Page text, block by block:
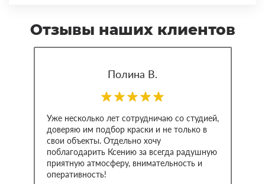
Отзывы наших клиентов
Полина В.
Уже несколько лет сотрудничаю со студией,
доверяю им подбор краски и не только в
свои объекты. Отдельно хочу
поблагодарить Ксению за всегда радушную
приятную атмосферу, внимательность и
оперативность!